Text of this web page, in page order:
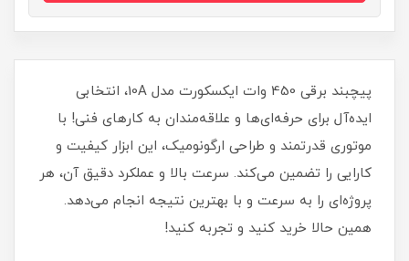
پیچبند برقی 450 وات ایکسکورت مدل 10A، انتخابی
ایده‌آل برای حرفه‌ای‌ها و علاقه‌مندان به کارهای فنی! با
موتوری قدرتمند و طراحی ارگونومیک، این ابزار کیفیت و
کارایی را تضمین می‌کند. سرعت بالا و عملکرد دقیق آن، هر
پروژه‌ای را به سرعت و با بهترین نتیجه انجام می‌دهد.
همین حالا خرید کنید و تجربه کنید!